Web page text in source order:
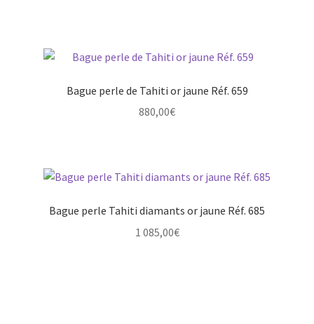
Bague perle de Tahiti or jaune Réf. 659
880,00€
Bague perle Tahiti diamants or jaune Réf. 685
1 085,00€